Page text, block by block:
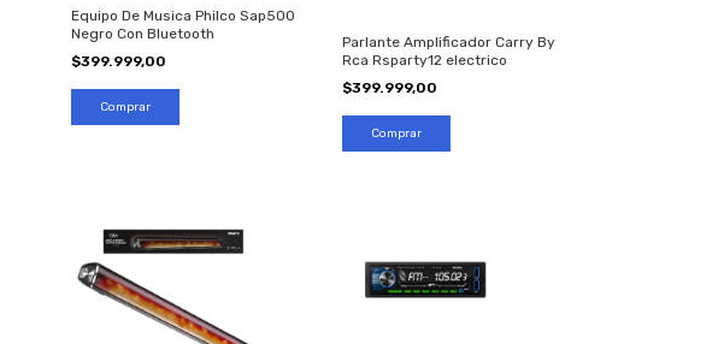
Equipo De Musica Philco Sap500
Negro Con Bluetooth
$399.999,00
Parlante Amplificador Carry By
Rca Rsparty12 electrico
$399.999,00